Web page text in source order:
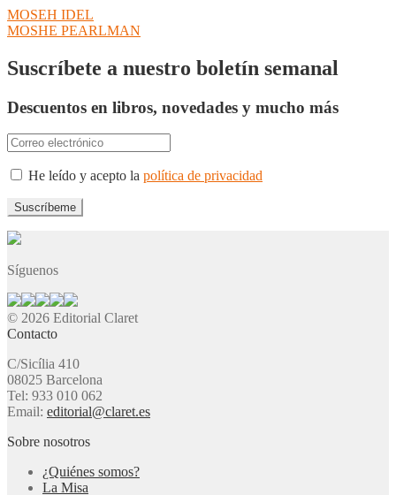
Navegación
de
entradas
Anterior:
MOSEH IDEL
Siguiente:
MOSHE PEARLMAN
Suscríbete a nuestro boletín semanal
Descuentos en libros, novedades y mucho más
He leído y acepto la política de privacidad
Síguenos
© 2026 Editorial Claret
Contacto
C/Sicília 410
08025 Barcelona
Tel: 933 010 062
Email: editorial@claret.es
Sobre nosotros
¿Quiénes somos?
La Misa